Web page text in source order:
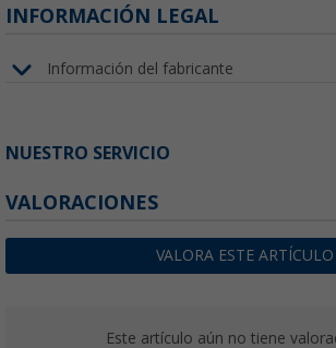
INFORMACIÓN LEGAL
Información del fabricante
NUESTRO SERVICIO
VALORACIONES
VALORA ESTE ARTÍCULO
Este artículo aún no tiene